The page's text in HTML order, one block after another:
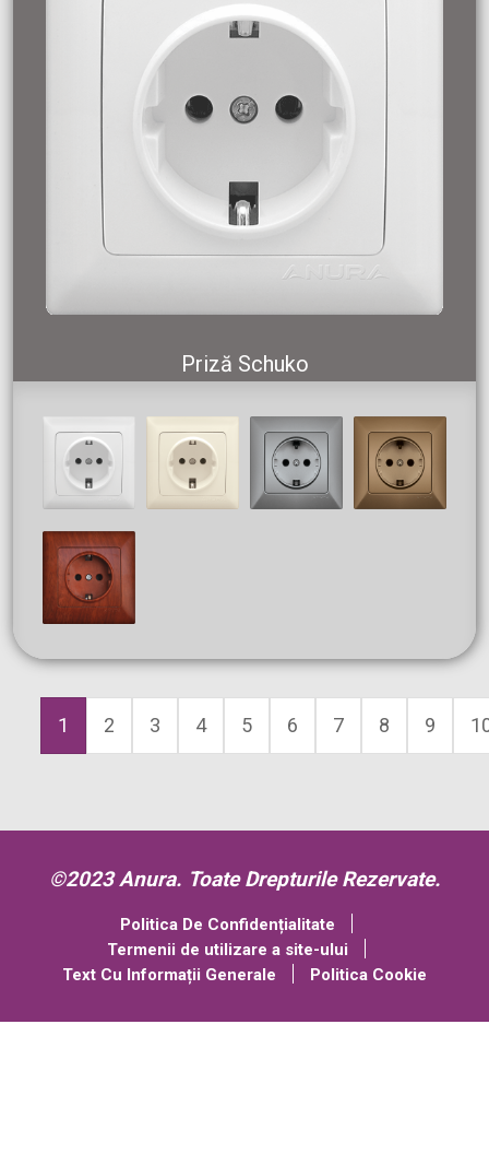
Priză Schuko
1 2 3 4 5 6 7 8 9
©2023 Anura. Toate Drepturile Rezervate.
Politica De Confidențialitate
Termenii de utilizare a site-ului
Text Cu Informații Generale
Politica Cookie